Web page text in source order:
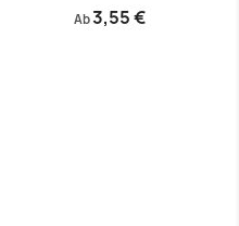
Ab3,55 €